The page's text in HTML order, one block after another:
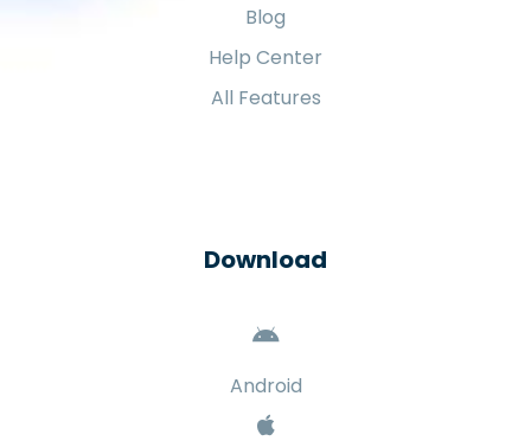
Blog
Help Center
All Features
Download
Android